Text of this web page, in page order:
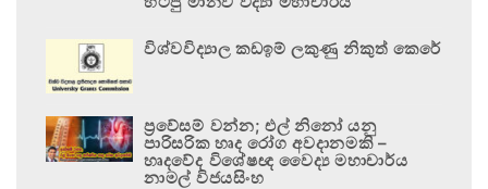
විශ්වවිද්‍යාල කඩඉම් ලකුණු නිකුත් කෙරේ
ප්‍රවේසම් වන්න; එල් නිනෝ යනු
පාරිසරික හෘද රෝග අවදානමකි –
හෘදවේද විශේෂඥ වෛද්‍ය මහාචාර්ය
නාමල් විජයසිංහ